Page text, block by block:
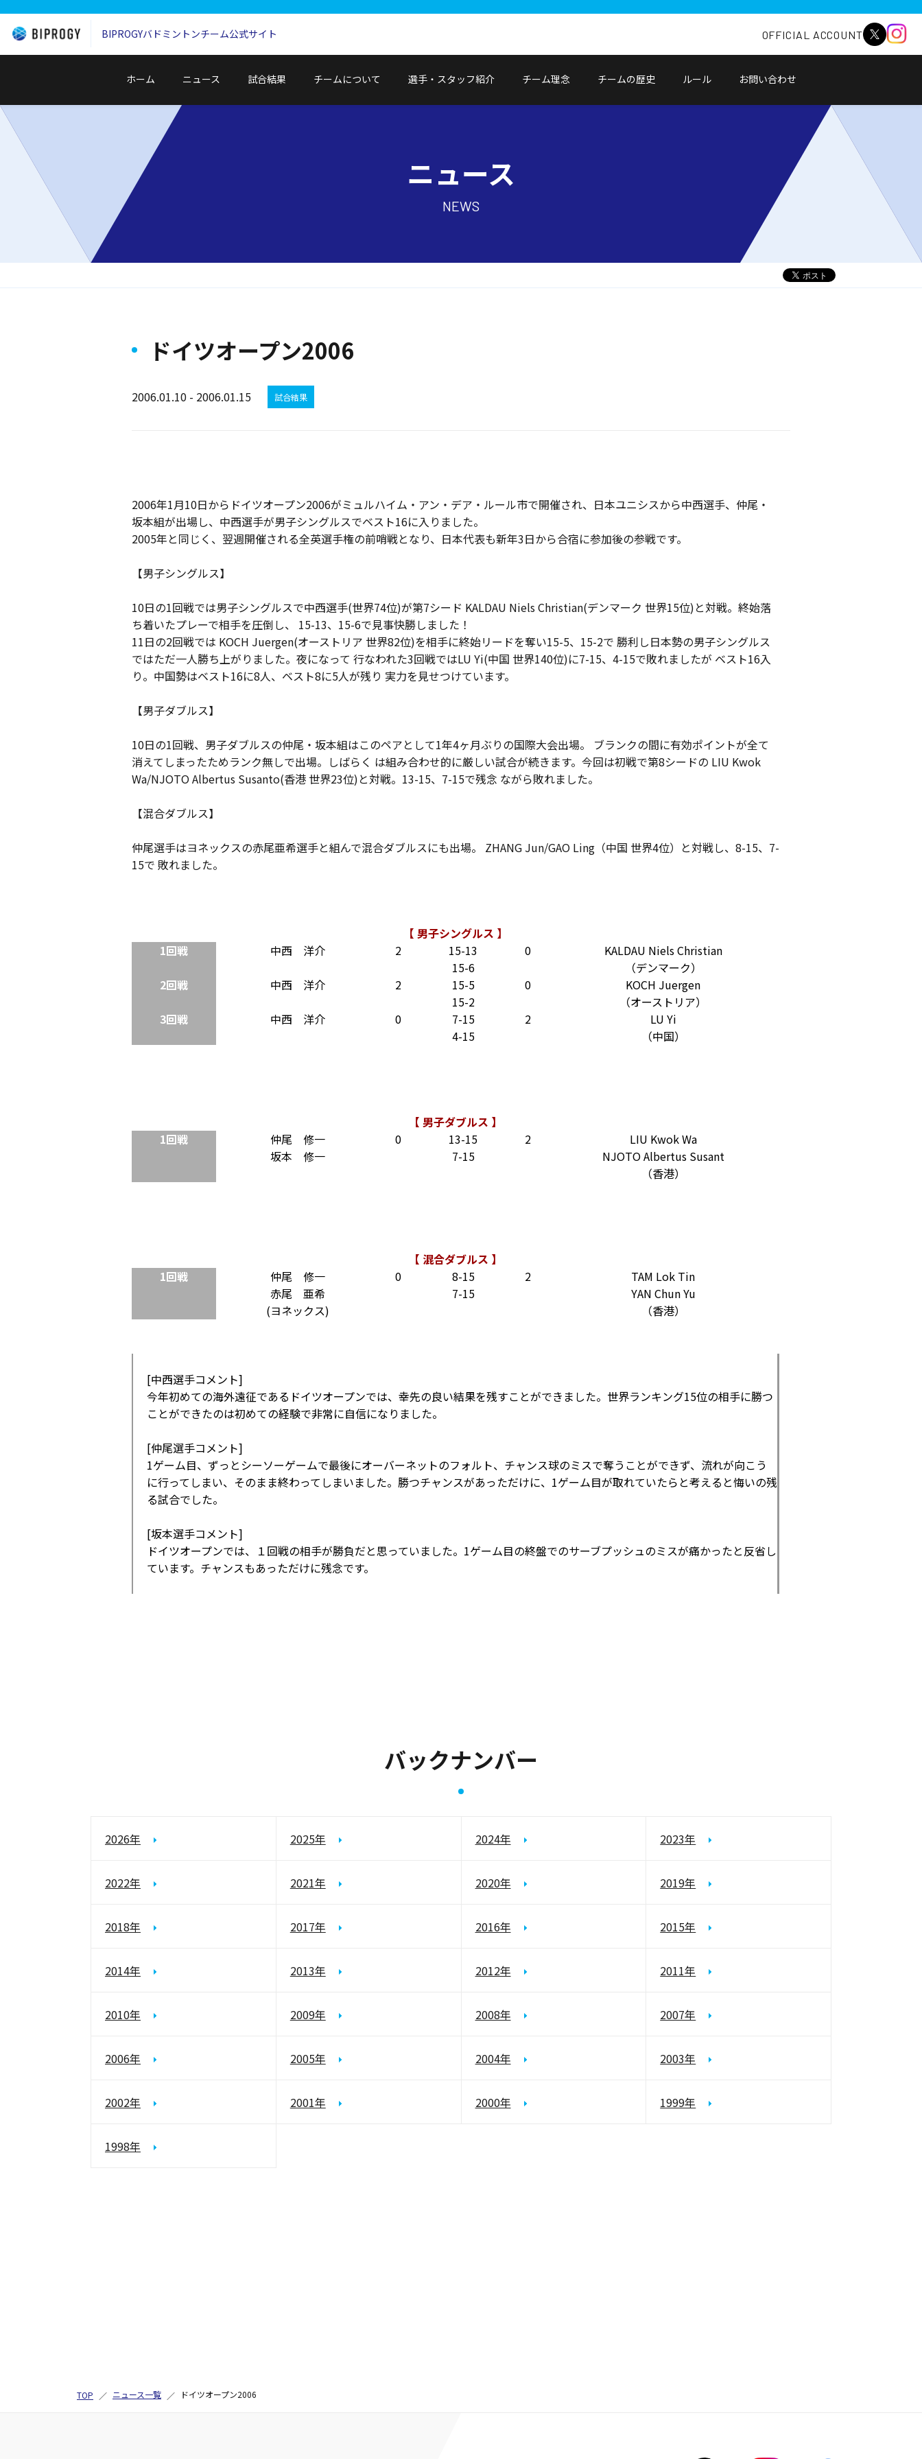
BIPROGYバドミントンチーム公式サイト OFFICIAL ACCOUNT
ホーム ニュース 試合結果 チームについて 選手・スタッフ紹介 チーム理念 チームの歴史 ルール お問い合わせ
ウ
ド
ウ
ニュース
NEWS
ドイツオープン2006
2006.01.10 - 2006.01.15 試合結果
2006年1月10日からドイツオープン2006がミュルハイム・アン・デア・ルール市で開催され、日本ユニシスから中西選手、仲尾・
坂本組が出場し、中西選手が男子シングルスでベスト16に入りました。
2005年と同じく、翌週開催される全英選手権の前哨戦となり、日本代表も新年3日から合宿に参加後の参戦です。
【男子シングルス】
10日の1回戦では男子シングルスで中西選手(世界74位)が第7シード KALDAU Niels Christian(デンマーク 世界15位)と対戦。終始落
ち着いたプレーで相手を圧倒し、 15-13、15-6で見事快勝しました！
11日の2回戦では KOCH Juergen(オーストリア 世界82位)を相手に終始リードを奪い15-5、15-2で 勝利し日本勢の男子シングルス
ではただ一人勝ち上がりました。夜になって 行なわれた3回戦ではLU Yi(中国 世界140位)に7-15、4-15で敗れましたが ベスト16入
り。中国勢はベスト16に8人、ベスト8に5人が残り 実力を見せつけています。
【男子ダブルス】
10日の1回戦、男子ダブルスの仲尾・坂本組はこのペアとして1年4ヶ月ぶりの国際大会出場。 ブランクの間に有効ポイントが全て
消えてしまったためランク無しで出場。しばらく は組み合わせ的に厳しい試合が続きます。今回は初戦で第8シードの LIU Kwok
Wa/NJOTO Albertus Susanto(香港 世界23位)と対戦。13-15、7-15で残念 ながら敗れました。
【混合ダブルス】
仲尾選手はヨネックスの赤尾亜希選手と組んで混合ダブルスにも出場。 ZHANG Jun/GAO Ling（中国 世界4位）と対戦し、8-15、7-
15で 敗れました。
【 男子シングルス 】
1回戦
中西 洋介 2
15-13
15-6
0
KALDAU Niels Christian
（デンマーク）
2回戦
中西 洋介 2
15-5
15-2
0
KOCH Juergen
（オーストリア）
3回戦
中西 洋介 0
7-15
4-15
2
LU Yi
（中国）
【 男子ダブルス 】
1回戦
仲尾 修一
坂本 修一
0
13-15
7-15
2
LIU Kwok Wa
NJOTO Albertus Susant
（香港）
【 混合ダブルス 】
1回戦
仲尾 修一
赤尾 亜希
(ヨネックス)
0
8-15
7-15
2
TAM Lok Tin
YAN Chun Yu
（香港）
[中西選手コメント]
今年初めての海外遠征であるドイツオープンでは、幸先の良い結果を残すことができました。世界ランキング15位の相手に勝つ
ことができたのは初めての経験で非常に自信になりました。
[仲尾選手コメント]
1ゲーム目、ずっとシーソーゲームで最後にオーバーネットのフォルト、チャンス球のミスで奪うことができず、流れが向こう
に行ってしまい、そのまま終わってしまいました。勝つチャンスがあっただけに、1ゲーム目が取れていたらと考えると悔いの残
る試合でした。
[坂本選手コメント]
ドイツオープンでは、１回戦の相手が勝負だと思っていました。1ゲーム目の終盤でのサーブプッシュのミスが痛かったと反省し
ています。チャンスもあっただけに残念です。
バックナンバー
2026年 2025年 2024年 2023年
2022年 2021年 2020年 2019年
2018年 2017年 2016年 2015年
2014年 2013年 2012年 2011年
2010年 2009年 2008年 2007年
2006年 2005年 2004年 2003年
2002年 2001年 2000年 1999年
1998年
TOP ニュース一覧 ドイツオープン2006